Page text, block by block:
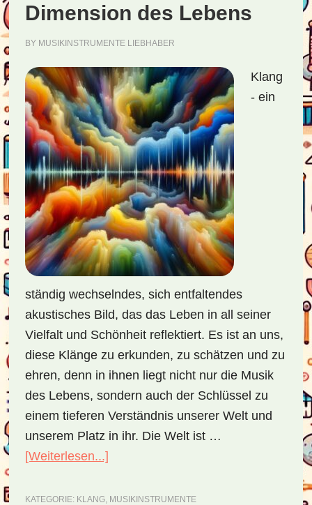
Dimension des Lebens
BY MUSIKINSTRUMENTE LIEBHABER
Klang
- ein
ständig wechselndes, sich entfaltendes
akustisches Bild, das das Leben in all seiner
Vielfalt und Schönheit reflektiert. Es ist an uns,
diese Klänge zu erkunden, zu schätzen und zu
ehren, denn in ihnen liegt nicht nur die Musik
des Lebens, sondern auch der Schlüssel zu
einem tieferen Verständnis unserer Welt und
unserem Platz in ihr. Die Welt ist …
[Weiterlesen...]
eine
KATEGORIE: KLANG, MUSIKINSTRUMENTE